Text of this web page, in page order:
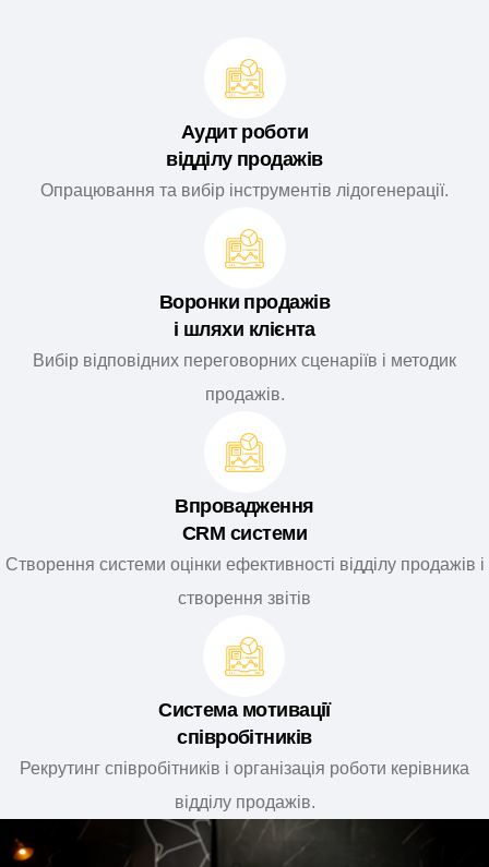
Аудит роботи
відділу продажів
Опрацювання та вибір інструментів лідогенерації.
Воронки продажів
і шляхи клієнта
Вибір відповідних переговорних сценаріїв і методик
продажів.
Впровадження
CRM системи
Створення системи оцінки ефективності відділу продажів і
створення звітів
Система мотивації
співробітників
Рекрутинг співробітників і організація роботи керівника
відділу продажів.